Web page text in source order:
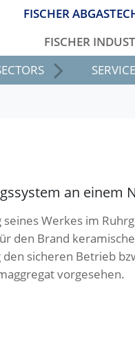
FISCHER
FISCHER
SERVICE
an einem
Werkes im
den Brand
sicheren Betrieb
vorgesehen.